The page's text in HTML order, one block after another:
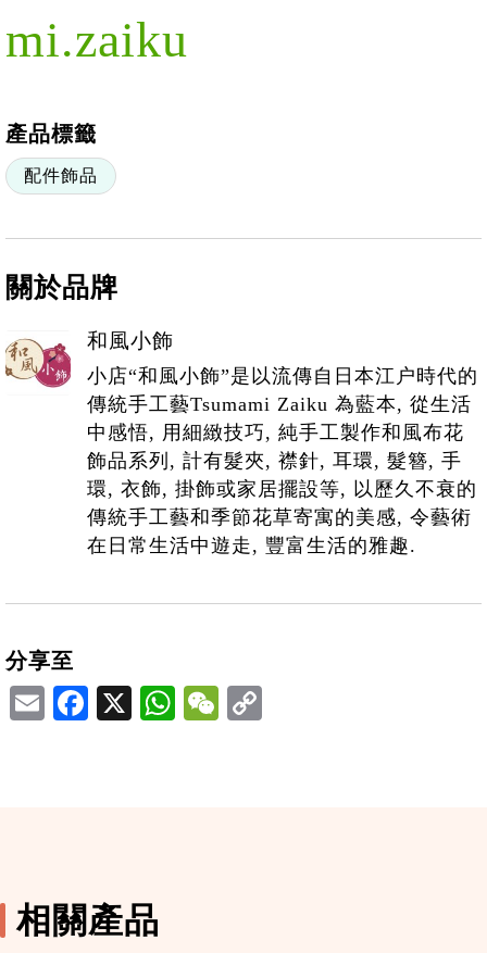
mi.zaiku
產品標籤
配件飾品
關於品牌
和風小飾
小店“和風小飾”是以流傳自日本江户時代的
傳統手工藝Tsumami Zaiku 為藍本, 從生活
中感悟, 用細緻技巧, 純手工製作和風布花
飾品系列, 計有髮夾, 襟針, 耳環, 髮簪, 手
環, 衣飾, 掛飾或家居擺設等, 以歷久不衰的
傳統手工藝和季節花草寄寓的美感, 令藝術
在日常生活中遊走, 豐富生活的雅趣.
分享至
EmailFacebook
X WhatsApp
WeChat
相關產品